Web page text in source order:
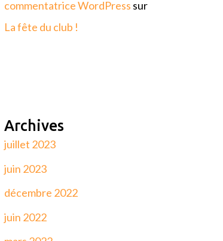
commentatrice WordPress sur
La fête du club !
Archives
juillet 2023
juin 2023
décembre 2022
juin 2022